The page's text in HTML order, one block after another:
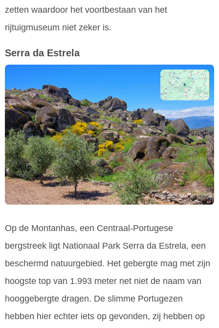
zetten waardoor het voortbestaan van het
rijtuigmuseum niet zeker is.
Serra da Estrela
Op de Montanhas, een Centraal-Portugese
bergstreek ligt Nationaal Park Serra da Estrela, een
beschermd natuurgebied. Het gebergte mag met zijn
hoogste top van 1.993 meter net niet de naam van
hooggebergte dragen. De slimme Portugezen
hebben hier echter iets op gevonden, zij hebben op